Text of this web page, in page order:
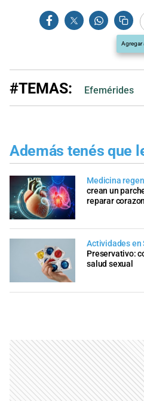
Agregar
#TEMAS: Efemérides
Además tenés que
Medicina
crean un
reparar
Actividades en
Preservativo:
salud sexual